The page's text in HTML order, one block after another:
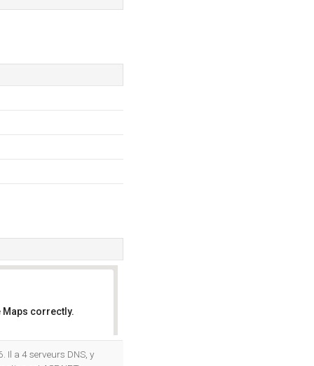
Maps correctly.
Il a 4 serveurs DNS, y